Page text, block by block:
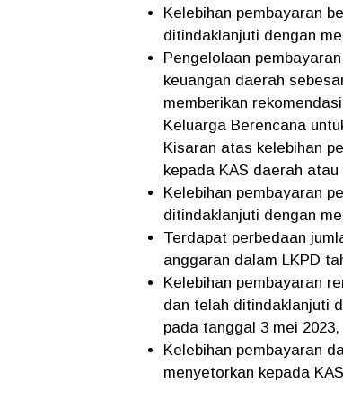
Kelebihan pembayaran
ditindaklanjuti dengan
Pengelolaan
keuangan daerah
memberikan
Keluarga Berencana
Kisaran atas kelebihan
kepada KAS daerah
Kelebihan pembayaran
ditindaklanjuti dengan
Terdapat perbedaan
anggaran dalam LKPD
Kelebihan pembayaran
dan telah ditindaklanjuti
pada tanggal 3 mei
Kelebihan pembayaran
menyetorkan kepada